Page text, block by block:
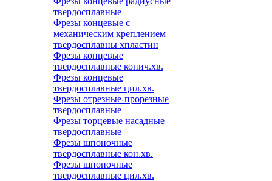
твердосплавные
Фрезы концевые с
механическим креплением
твердосплавны хпластин
Фрезы концевые
твердосплавные конич.хв.
Фрезы концевые
твердосплавные цил.хв.
Фрезы отрезные-прорезные
твердосплавные
Фрезы торцевые насадные
твердосплавные
Фрезы шпоночные
твердосплавные кон.хв.
Фрезы шпоночные
твердосплавные цил.хв.